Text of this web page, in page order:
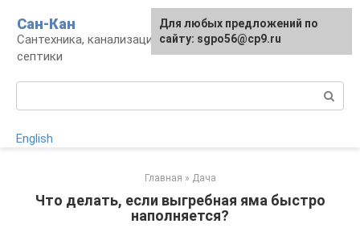
контенту
Сан-Кан
Сантехника, канализация, водопровод,
септики
English
Главная » Дача
Что делать, если выгребная яма быстро
наполняется?
Для любых предложений по
сайту: sgpo56@cp9.ru